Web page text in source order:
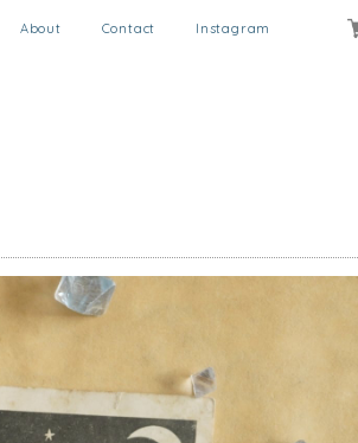
About Contact Instagram